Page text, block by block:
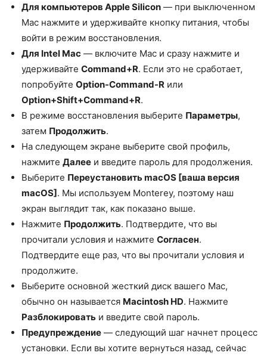
Для компьютеров Apple Silicon — при выключенном
Mac нажмите и удерживайте кнопку питания, чтобы
войти в режим восстановления.
Для Intel Mac — включите Mac и сразу нажмите и
удерживайте Command+R. Если это не сработает,
попробуйте Option-Command-R или
Option+Shift+Command+R.
В режиме восстановления выберите Параметры,
затем Продолжить.
На следующем экране выберите свой профиль,
нажмите Далее и введите пароль для продолжения.
Выберите Переустановить macOS [ваша версия
macOS]. Мы используем Monterey, поэтому наш
экран выглядит так, как показано выше.
Нажмите Продолжить. Подтвердите, что вы
прочитали условия и нажмите Согласен.
Подтвердите еще раз, что вы прочитали условия и
продолжите.
Выберите основной жесткий диск вашего Mac,
обычно он называется Macintosh HD. Нажмите
Разблокировать и введите свой пароль.
Предупреждение — следующий шаг начнет процесс
установки. Если вы хотите вернуться назад, сейчас